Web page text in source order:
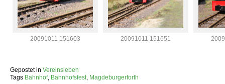
20091011 151603 20091011 151651
Gepostet in Vereinsleben
Tags Bahnhof, Bahnhofsfest, Magdeburgerforth